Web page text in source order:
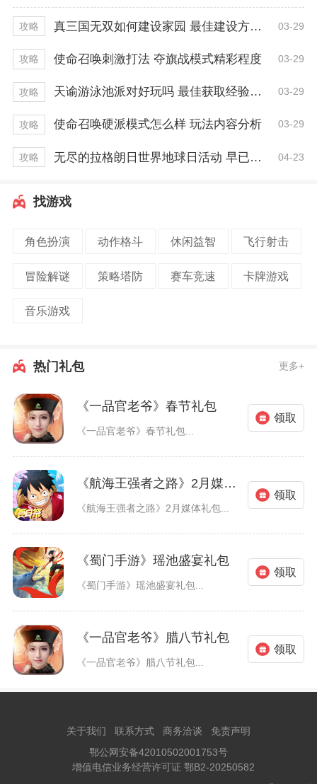
攻略 真三国无双如何建设家园 最佳建设方式推荐 03-29
攻略 使命召唤刺激打法 夺旗战模式精彩程度 03-29
攻略 天谕游泳池派对好玩吗 最佳获取经验技巧 03-29
攻略 使命召唤硬派模式怎么样 玩法内容分析 03-29
攻略 无尽的拉格朗日世界地球日活动 早已开启一周！ 04-23
找游戏
角色扮演 动作格斗 休闲益智 飞行射击
冒险解谜 策略塔防 赛车竞速 卡牌游戏
音乐游戏
热门礼包 更多+
《一品官老爷》春节礼包
《一品官老爷》春节礼包...
领取
《航海王强者之路》2月媒体礼包
《航海王强者之路》2月媒体礼包...
领取
《蜀门手游》瑶池盛宴礼包
《蜀门手游》瑶池盛宴礼包...
领取
《一品官老爷》腊八节礼包
《一品官老爷》腊八节礼包...
领取
关于我们 联系方式 商务洽谈
免责声明
鄂公网安备42010502001753号
增值电信业务经营许可证 鄂B2-20250582